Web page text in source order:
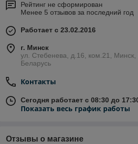
Рейтинг не сформирован
Менее 5 отзывов за последний год
Работает с 23.02.2016
г. Минск
ул. Стебенева, д.16, ком.21,
Беларусь
Контакты
Сегодня работает с 08:30 до
Показать весь график работы
Отзывы о магазине